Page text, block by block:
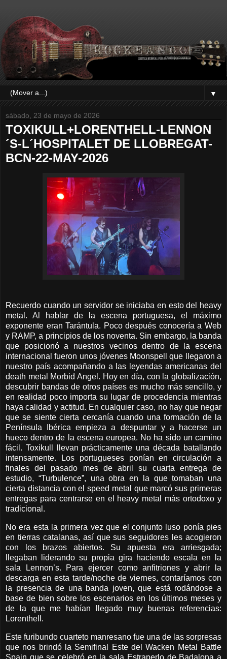
▼
sábado, 23 de mayo de 2026
TOXIKULL+LORENTHELL-LENNON
´S-L´HOSPITALET DE LLOBREGAT-
BCN-22-MAY-2026
Recuerdo cuando un servidor se iniciaba en esto del heavy
metal. Al hablar de la escena portuguesa, el máximo
exponente eran Tarántula. Poco después conocería a Web
y RAMP, a principios de los noventa. Sin embargo, la banda
que posicionó a nuestros vecinos dentro de la escena
internacional fueron unos jóvenes Moonspell que llegaron a
nuestro país acompañando a las leyendas americanas del
death metal Morbid Angel. Hoy en día, con la globalización,
descubrir bandas de otros países es mucho más sencillo, y
en realidad poco importa su lugar de procedencia mientras
haya calidad y actitud. En cualquier caso, no hay que negar
que se siente cierta cercanía cuando una formación de la
Península Ibérica empieza a despuntar y a hacerse un
hueco dentro de la escena europea. No ha sido un camino
fácil. Toxikull llevan prácticamente una década batallando
intensamente. Los portugueses ponían en circulación a
finales del pasado mes de abril su cuarta entrega de
estudio, “Turbulence”, una obra en la que tomaban una
cierta distancia con el speed metal que marcó sus primeras
entregas para centrarse en el heavy metal más ortodoxo y
tradicional.
No era esta la primera vez que el conjunto luso ponía pies
en tierras catalanas, así que sus seguidores les acogieron
con los brazos abiertos. Su apuesta era arriesgada;
llegaban liderando su propia gira haciendo escala en la
sala Lennon’s. Para ejercer como anfitriones y abrir la
descarga en esta tarde/noche de viernes, contaríamos con
la presencia de una banda joven, que está rodándose a
base de bien sobre los escenarios en los últimos meses y
de la que me habían llegado muy buenas referencias:
Lorenthell.
Este furibundo cuarteto manresano fue una de las sorpresas
que nos brindó la Semifinal Este del Wacken Metal Battle
Spain que se celebró en la sala Estraperlo de Badalona a